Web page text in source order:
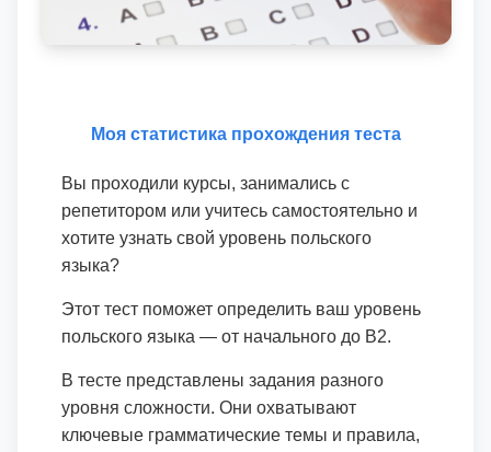
Моя статистика прохождения теста
Вы проходили курсы, занимались с
репетитором или учитесь самостоятельно и
хотите узнать свой уровень польского
языка?
Этот тест поможет определить ваш уровень
польского языка — от начального до B2.
В тесте представлены задания разного
уровня сложности. Они охватывают
ключевые грамматические темы и правила,